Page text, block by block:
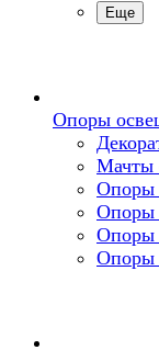
Еще
Опоры
Мачты